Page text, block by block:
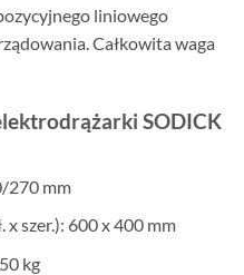
liniowego
Całkowita waga
SODICK
270 mm
x szer.): 600 x 400 mm
kg